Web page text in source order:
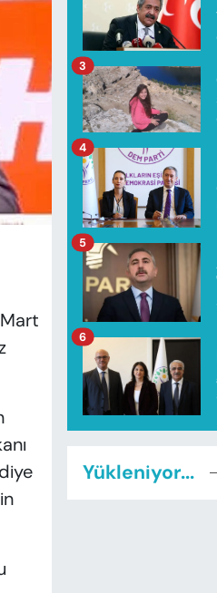
3
4
5
6
Yükleniyor...